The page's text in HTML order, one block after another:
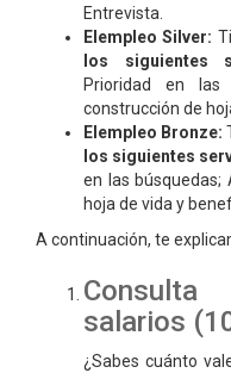
Entrevista.
Elempleo Silver:
los siguientes
Prioridad en las
construcción de
Elempleo Bronze:
los siguientes
en las búsquedas;
hoja de vida y
A continuación, te
salarios
¿Sabes cuánto